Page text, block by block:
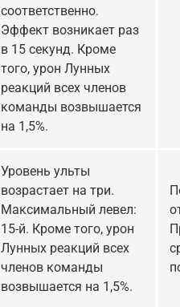
соответственно.
Эффект возникает раз
в 15 секунд. Кроме
того, урон Лунных
реакций всех членов
команды возвышается
на 1,5%.
Уровень ульты
возрастает на три.
Максимальный левел:
15-й. Кроме того, урон
Лунных реакций всех
членов команды
возвышается на 1,5%.